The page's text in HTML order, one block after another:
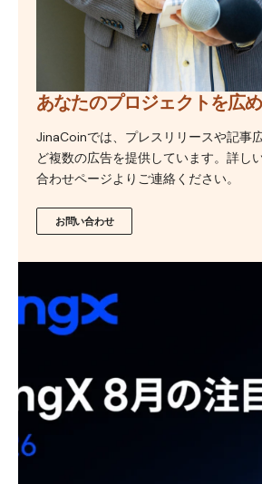
あなたのプロジェクトを広
JinaCoinでは、プレスリリースや記事
ど複数の広告を提供しています。詳し
合わせページよりご連絡ください。
お問い合わせ